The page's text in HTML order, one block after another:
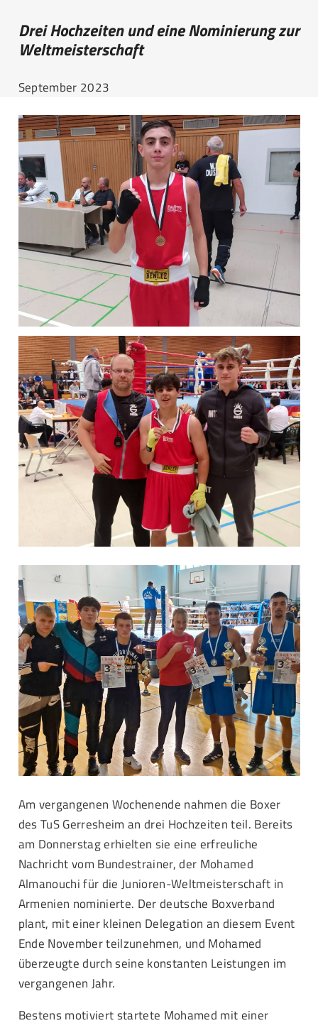
Drei Hochzeiten und eine Nominierung zur
Weltmeisterschaft
September 2023
Am vergangenen Wochenende nahmen die Boxer
des TuS Gerresheim an drei Hochzeiten teil. Bereits
am Donnerstag erhielten sie eine erfreuliche
Nachricht vom Bundestrainer, der Mohamed
Almanouchi für die Junioren-Weltmeisterschaft in
Armenien nominierte. Der deutsche Boxverband
plant, mit einer kleinen Delegation an diesem Event
Ende November teilzunehmen, und Mohamed
überzeugte durch seine konstanten Leistungen im
vergangenen Jahr.
Bestens motiviert startete Mohamed mit einer